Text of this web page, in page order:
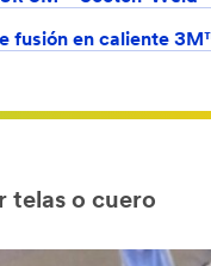
fusión en caliente
telas o cuero